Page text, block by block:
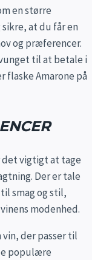
en større
at du får en
og præferencer.
til at betale i
flaske Amarone på
det vigtigt at tage
Der er tale
smag og stil,
modenhed.
der passer til
populære